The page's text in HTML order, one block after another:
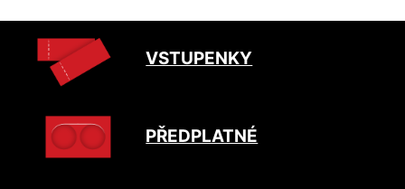
VSTUPENKY
PŘEDPLATNÉ